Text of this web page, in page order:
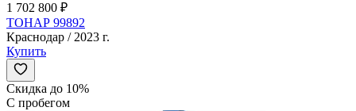
1 702 800 ₽
ТОНАР 99892
Краснодар / 2023 г.
Купить
Скидка до 10%
С пробегом